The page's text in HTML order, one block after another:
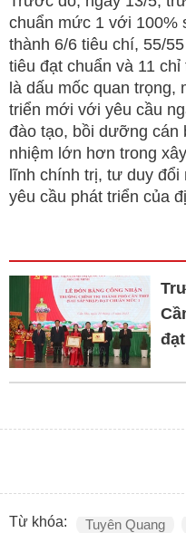
chuẩn mức 1 với 100%
thành 6/6 tiêu chí, 55/
tiêu đạt chuẩn và 11
là dấu mốc quan
triển mới với yêu cầu
đào tạo, bồi dưỡng cán
nhiệm lớn hơn trong
lĩnh chính trị, tư duy
yêu cầu phát triển của
Từ khóa: Tuyên Quang